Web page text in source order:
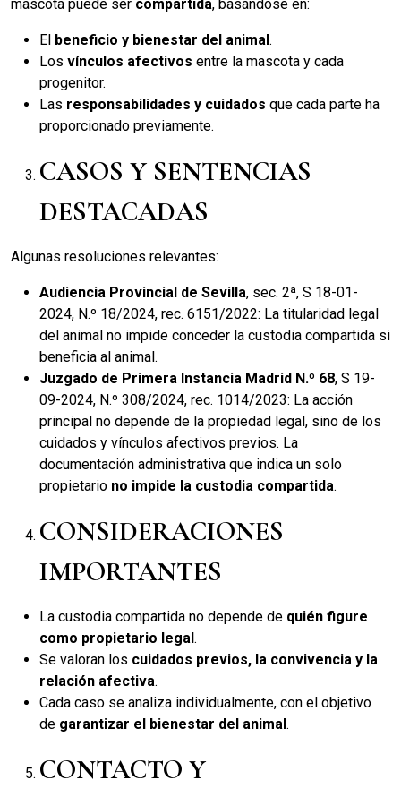
mascota puede ser compartida, basándose en:
El beneficio y bienestar del animal.
Los vínculos afectivos entre la mascota y cada
progenitor.
Las responsabilidades y cuidados que cada parte ha
proporcionado previamente.
CASOS Y SENTENCIAS
DESTACADAS
Algunas resoluciones relevantes:
Audiencia Provincial de Sevilla, sec. 2ª, S 18-01-
2024, N.º 18/2024, rec. 6151/2022: La titularidad legal
del animal no impide conceder la custodia compartida si
beneficia al animal.
Juzgado de Primera Instancia Madrid N.º 68, S 19-
09-2024, N.º 308/2024, rec. 1014/2023: La acción
principal no depende de la propiedad legal, sino de los
cuidados y vínculos afectivos previos. La
documentación administrativa que indica un solo
propietario no impide la custodia compartida.
CONSIDERACIONES
IMPORTANTES
La custodia compartida no depende de quién figure
como propietario legal.
Se valoran los cuidados previos, la convivencia y la
relación afectiva.
Cada caso se analiza individualmente, con el objetivo
de garantizar el bienestar del animal.
CONTACTO Y